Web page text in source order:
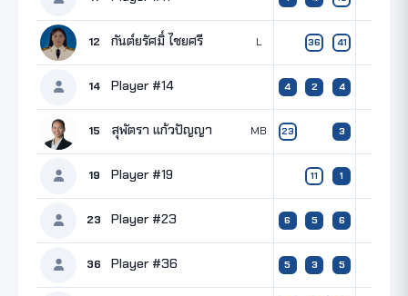
12 กันต์ยรัศมิ์ ไชยศรี L 36 41
14 Player #14 4 2 4
15 สุพัตรา แก้วปัญญา MB 23 3
19 Player #19 11 1
23 Player #23 6 5 6
36 Player #36 5 3 5